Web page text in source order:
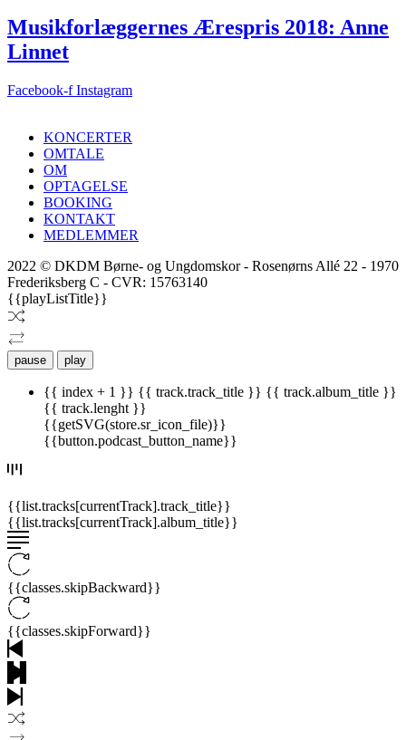
Musikforlæggernes Ærespris 2018: Anne
Linnet
Facebook-f Instagram
KONCERTER
OMTALE
OM
OPTAGELSE
BOOKING
KONTAKT
MEDLEMMER
2022 © DKDM Børne- og Ungdomskor - Rosenørns Allé 22 - 1970
Frederiksberg C - CVR: 15763140
{{playListTitle}}
pause play
{{ index + 1 }} {{ track.track_title }} {{ track.album_title }}
{{ track.lenght }}
{{getSVG(store.sr_icon_file)}}
{{button.podcast_button_name}}
{{list.tracks[currentTrack].track_title}}
{{list.tracks[currentTrack].album_title}}
{{classes.skipBackward}}
{{classes.skipForward}}